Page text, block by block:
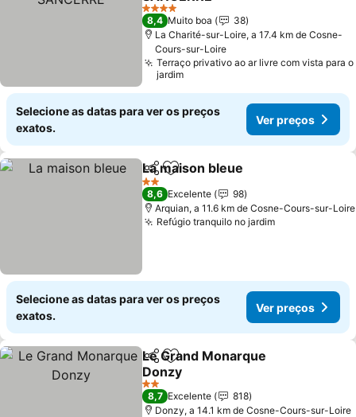
4 Estrelas
8,4 Muito boa
38
La Charité-sur-Loire, a 17.4 km de Cosne-
Cours-sur-Loire
Terraço privativo ao ar livre com vista para o
jardim
Selecione as datas para ver os preços
exatos.
Ver preços
PartilharAdicionar aos favoritos
La maison bleue
2 Estrelas
8,6 Excelente
98
Arquian, a 11.6 km de Cosne-Cours-sur-Loire
Refúgio tranquilo no jardim
Selecione as datas para ver os preços
exatos.
Ver preços
PartilharAdicionar aos favoritos
Le Grand Monarque
Donzy
2 Estrelas
8,7 Excelente
818
Donzy, a 14.1 km de Cosne-Cours-sur-Loire